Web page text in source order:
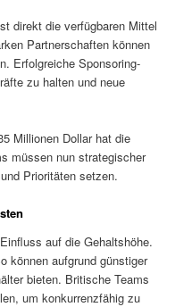
direkt die verfügbaren Mittel
Partnerschaften können
Erfolgreiche Sponsoring-
zu halten und neue
Millionen Dollar hat die
müssen nun strategischer
Prioritäten setzen.
auf die Gehaltshöhe.
können aufgrund günstiger
bieten. Britische Teams
um konkurrenzfähig zu